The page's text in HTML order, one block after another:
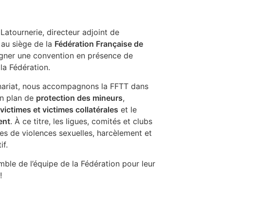
directeur adjoint de
au siège de la Fédération Française de
une convention en présence de
Fédération.
nous accompagnons la FFTT dans
plan de protection des mineurs,
et victimes collatérales et le
. À ce titre, les ligues, comités et clubs
de violences sexuelles, harcèlement et
de l’équipe de la Fédération pour leur